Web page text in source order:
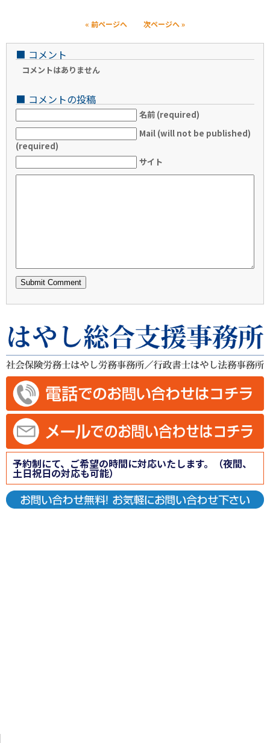
« 前ページへ 次ページへ »
■ コメント
コメントはありません
■ コメントの投稿
名前 (required)
Mail (will not be published)
(required)
サイト
予約制にて、ご希望の時間に対応いたします。（夜間、
土日祝日の対応も可能）